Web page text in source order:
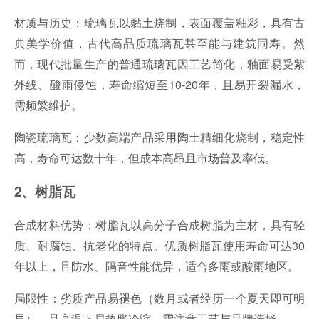
材质与历史：琉璃瓦以黏土烧制，表面覆盖釉彩，具有古
典美学价值，古代高品质琉璃瓦甚至能与建筑同寿。然
而，现代批量生产的普通琉璃瓦因工艺简化，釉面易受紫
外线、酸雨侵蚀，寿命缩短至10-20年，且易开裂漏水，
需频繁维护。
陶瓷琉璃瓦：少数高端产品采用陶土精细化烧制，稳定性
高，寿命可达数十年，但成本高昂且市场普及率低。
2、树脂瓦
合成材料优势：树脂瓦以高分子合成树脂为主材，具有轻
质、耐腐蚀、抗老化的特点。优质树脂瓦使用寿命可达30
年以上，且防水、隔音性能优异，适合多雨或酸雨地区。
局限性：劣质产品易褪色（数月或者经历一个夏天即可明